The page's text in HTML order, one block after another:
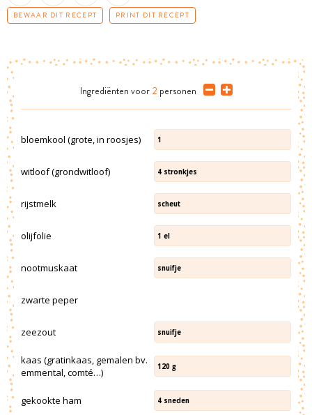
BEWAAR DIT RECEPT PRINT DIT RECEPT
Ingrediënten voor 2 personen
bloemkool (grote, in roosjes) 1
witloof (grondwitloof) 4 stronkjes
rijstmelk scheut
olijfolie 1 el
nootmuskaat snuifje
zwarte peper
zeezout snuifje
kaas (gratinkaas, gemalen bv.
emmental, comté…)
120 g
gekookte ham 4 sneden